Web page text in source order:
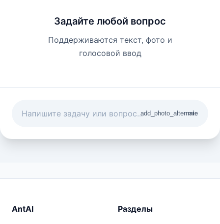
Задайте любой вопрос
Поддерживаются текст, фото и
голосовой ввод
add_photo_alternate
mic
AntAI Разделы